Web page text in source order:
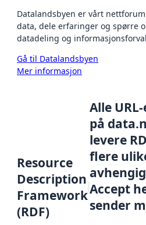
Datalandsbyen er vårt
data, dele erfaringer og spørre
datadeling og
Gå til Datalandsbyen
Mer informasjon
Resource
Description
Framework
(RDF)
Alle
på
levere
flere
Accept
sender